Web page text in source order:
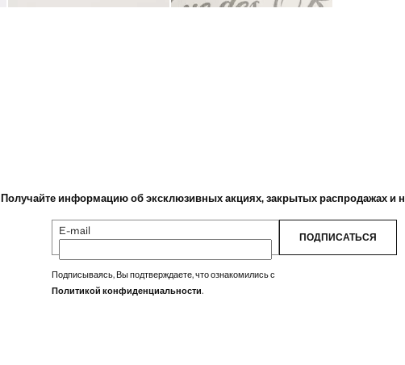
Получайте информацию об эксклюзивных акциях, закрытых распродажах и
E-mail ПОДПИСАТЬСЯ
Подписываясь, Вы подтверждаете, что ознакомились с
Политикой конфиденциальности.